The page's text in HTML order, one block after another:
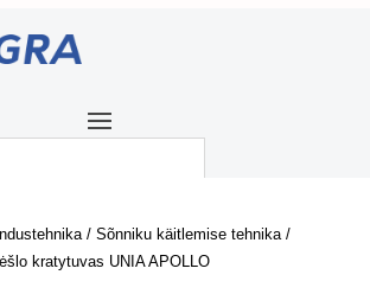
/Sõnniku käitlemise tehnika/
kratytuvas UNIA APOLLO